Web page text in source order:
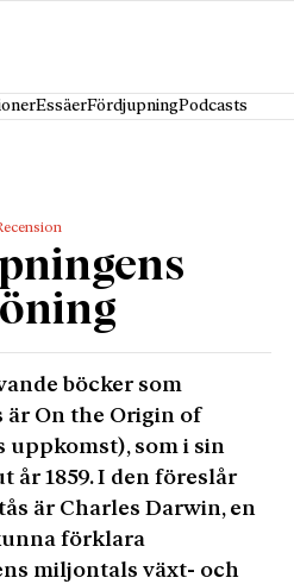
EssäerFördjupningPodcasts
böcker som
On the Origin of
uppkomst), som i sin
år 1859. I den föreslår
är Charles Darwin, en
förklara
miljontals växt- och